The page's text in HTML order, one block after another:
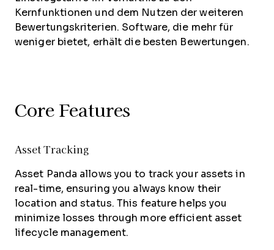
Kernfunktionen und dem Nutzen der weiteren
Bewertungskriterien. Software, die mehr für
weniger bietet, erhält die besten Bewertungen.
Core Features
Asset Tracking
Asset Panda allows you to track your assets in
real-time, ensuring you always know their
location and status. This feature helps you
minimize losses through more efficient asset
lifecycle management.